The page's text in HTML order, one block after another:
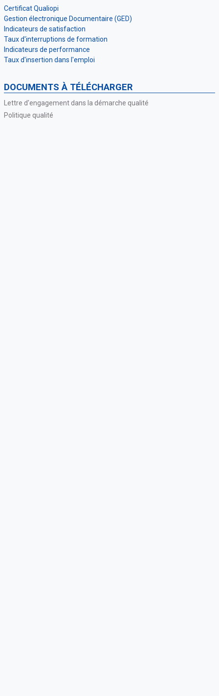
Certificat Qualiopi
Gestion électronique Documentaire (GED)
Indicateurs de satisfaction
Taux d'interruptions de formation
Indicateurs de performance
Taux d'insertion dans l'emploi
DOCUMENTS À TÉLÉCHARGER
Lettre d'engagement dans la démarche qualité
Politique qualité